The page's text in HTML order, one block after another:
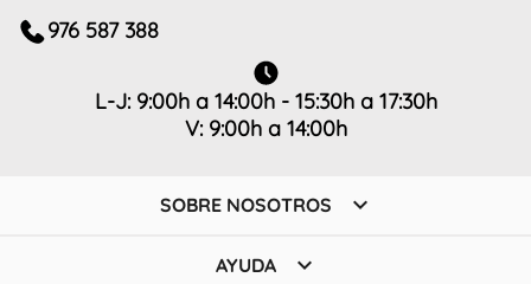
976 587 388
L-J: 9:00h a 14:00h - 15:30h a 17:30h
V: 9:00h a 14:00h
SOBRE NOSOTROS 
AYUDA 